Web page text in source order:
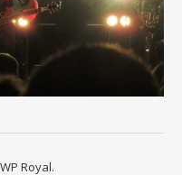
WP Royal.